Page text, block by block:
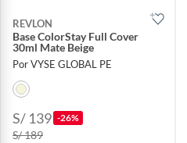
REVLON
Base ColorStay Full Cover
30ml Mate Beige
Por VYSE GLOBAL PE
S/ 139 -26%
S/ 189